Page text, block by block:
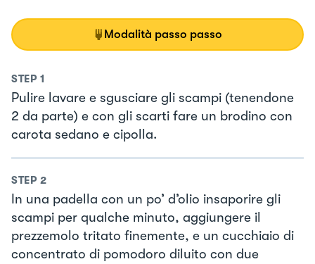
Modalità passo passo
STEP 1
Pulire lavare e sgusciare gli scampi (tenendone
2 da parte) e con gli scarti fare un brodino con
carota sedano e cipolla.
STEP 2
In una padella con un po’ d’olio insaporire gli
scampi per qualche minuto, aggiungere il
prezzemolo tritato finemente, e un cucchiaio di
concentrato di pomodoro diluito con due